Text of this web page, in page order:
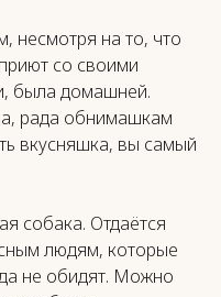
несмотря на то, что
со своими
была домашней.
рада обнимашкам
вкусняшка, вы самый
собака. Отдаётся
людям, которые
не обидят. Можно